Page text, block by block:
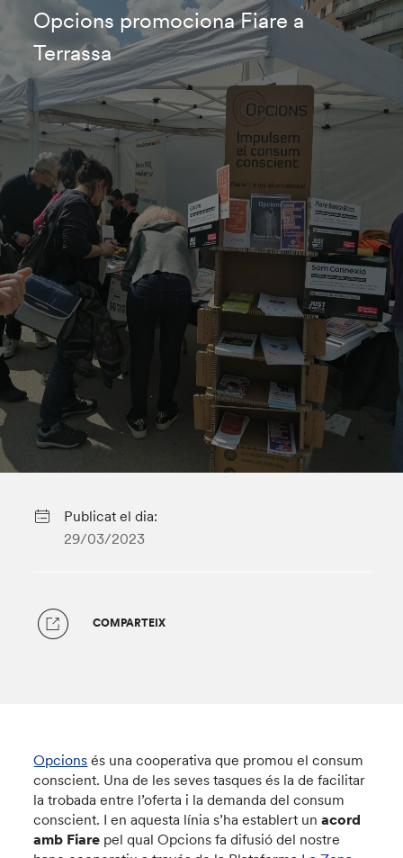
Opcions promociona Fiare a
Terrassa
Publicat el dia:
29/03/2023
COMPARTEIX
Opcions és una cooperativa que promou el consum
conscient. Una de les seves tasques és la de facilitar
la trobada entre l’oferta i la demanda del consum
conscient. I en aquesta línia s’ha establert unacord
amb Fiare pel qual Opcions fa difusió del nostre